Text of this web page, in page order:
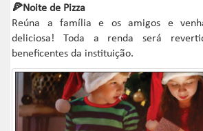
🍕Noite de Pizza
Reúna a família e os amigos e
deliciosa! Toda a renda será
beneficentes da instituição.